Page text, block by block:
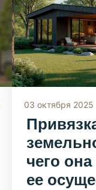
03 октября 2025
чего
ее